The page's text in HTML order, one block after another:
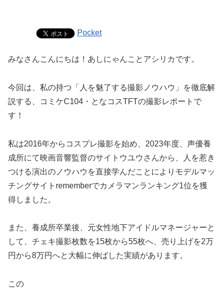
Pocket
みなさんこんにちは！あしにゃんことアシリカです。
今回は、私の持つ「人を魅了する撮影ノウハウ」を徹底解
説する、コミケC104・となコスTFTの撮影レポートで
す！
私は2016年からコスプレ撮影を始め、2023年度、声優養
成所にて映画音響監督のサイトウユウさんから、人を惹き
つける演出のノウハウを直接学んだことによりモデルマッ
チングサイトrememberでカメラマンランキング1位を獲
得しました。
また、養成所卒業後、元女性地下アイドルマネージャーと
して、チェキ撮影枚数を15枚から55枚へ、売り上げを2万
円から8万円へと大幅に伸ばした実績があります。
この